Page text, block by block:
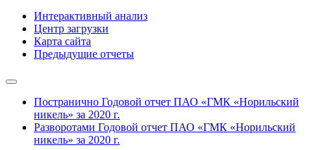
Интерактивный анализ
Центр загрузки
Карта сайта
Предыдущие отчеты
Постранично Годовой отчет ПАО «ГМК «Норильский
никель» за 2020 г.
Разворотами Годовой отчет ПАО «ГМК «Норильский
никель» за 2020 г.